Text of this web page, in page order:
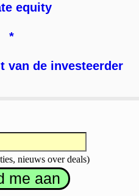
equity
*
van de investeerder
nieuws over deals)